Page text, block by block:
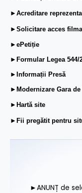
►Acreditare
►Solicitare acces
►ePetiție
►Formular Legea 544/
►Informații Presă
►Modernizare Gara de
►Hartă site
►Fii pregătit pentru
►ANUNȚ de